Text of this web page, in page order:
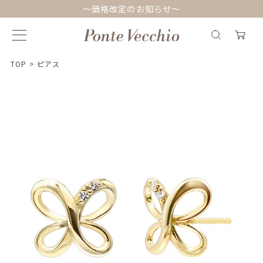
～価格改定のお知らせ～
TOP > ピアス